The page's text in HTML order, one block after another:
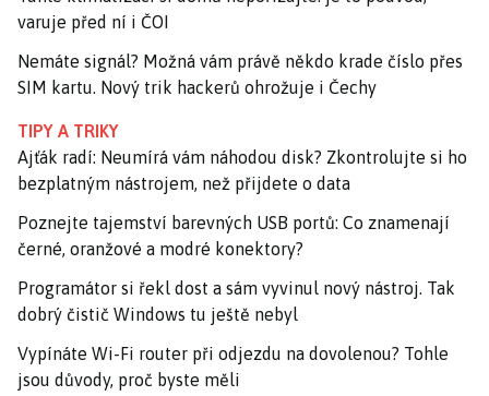
varuje před ní i ČOI
Nemáte signál? Možná vám právě někdo krade číslo přes
SIM kartu. Nový trik hackerů ohrožuje i Čechy
TIPY A TRIKY
Ajťák radí: Neumírá vám náhodou disk? Zkontrolujte si ho
bezplatným nástrojem, než přijdete o data
Poznejte tajemství barevných USB portů: Co znamenají
černé, oranžové a modré konektory?
Programátor si řekl dost a sám vyvinul nový nástroj. Tak
dobrý čistič Windows tu ještě nebyl
Vypínáte Wi-Fi router při odjezdu na dovolenou? Tohle
jsou důvody, proč byste měli